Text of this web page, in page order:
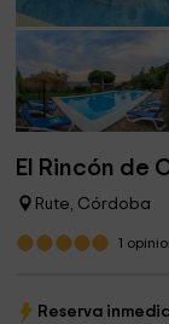
El Rincón de
Rute, Córdoba
1
Reserva